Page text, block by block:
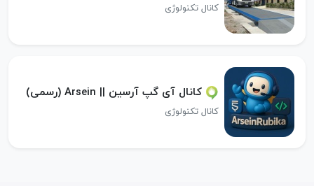
کانال تکنولوژی
کانال آی گپ آرسین || Arsein (رسمی)
کانال تکنولوژی